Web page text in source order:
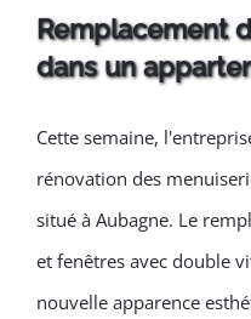
Remplacement
dans un
Cette semaine,
rénovation des
situé à Aubagne. Le
et fenêtres avec double
nouvelle apparence